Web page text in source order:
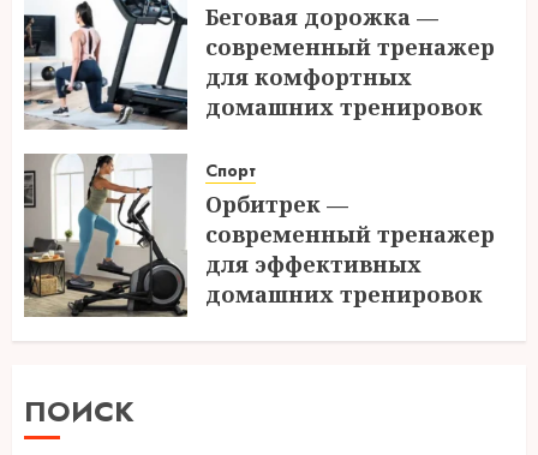
Беговая дорожка —
современный тренажер
для комфортных
домашних тренировок
Спорт
Орбитрек —
современный тренажер
для эффективных
домашних тренировок
ПОИСК